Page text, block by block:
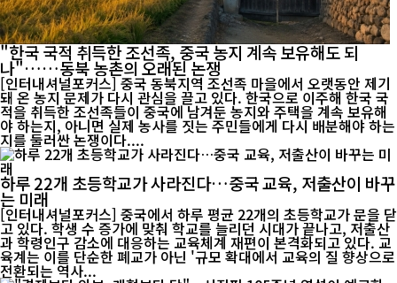
"한국 국적 취득한 조선족, 중국 농지 계속 보유해도 되
나"……동북 농촌의 오래된 논쟁
[인터내셔널포커스] 중국 동북지역 조선족 마을에서 오랫동안 제기
돼 온 농지 문제가 다시 관심을 끌고 있다. 한국으로 이주해 한국 국
적을 취득한 조선족들이 중국에 남겨둔 농지와 주택을 계속 보유해
야 하는지, 아니면 실제 농사를 짓는 주민들에게 다시 배분해야 하는
지를 둘러싼 논쟁이다....
하루 22개 초등학교가 사라진다…중국 교육, 저출산이 바꾸
는 미래
[인터내셔널포커스] 중국에서 하루 평균 22개의 초등학교가 문을 닫
고 있다. 학생 수 증가에 맞춰 학교를 늘리던 시대가 끝나고, 저출산
과 학령인구 감소에 대응하는 교육체계 재편이 본격화되고 있다. 교
육계는 이를 단순한 폐교가 아닌 '규모 확대에서 교육의 질 향상으로
전환되는 역사...